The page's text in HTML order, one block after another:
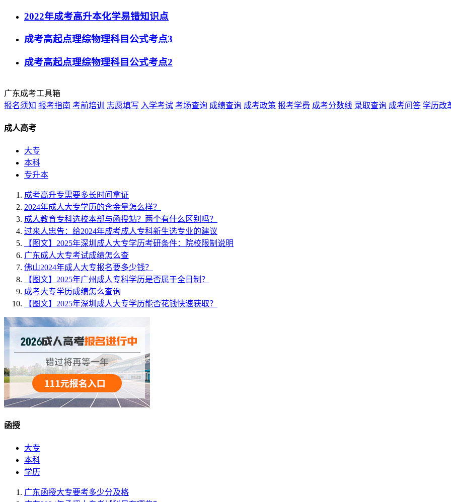
2022年成考高升本化学易错知识点
成考高起点理综物理科目公式考点3
成考高起点理综物理科目公式考点2
广东成考工具箱
报名须知 报考指南 考前培训 志愿填写 入学考试 考场查询 成绩查询 成考政策 报考学费 成考分数线 录取查询 成考问答 学历改
成人高考
大专
本科
专升本
成考高升专需要多长时间拿证
2024年成人大专学历的含金量怎么样？
成人教育专科选校本部与函授站？两个有什么区别吗？
过来人忠告：给2024年成考成人专科新生选专业的建议
【图文】2025年深圳成人大专学历考研条件：院校限制说明
广东成人大专考试成绩怎么查
佛山2024年成人大专报名要多少钱？
【图文】2025年广州成人专科学历是否属于全日制？
成考大专学历成绩怎么查询
【图文】2025年深圳成人大专学历能否花钱快速获取？
函授
大专
本科
学历
广东函授大专要考多少分及格